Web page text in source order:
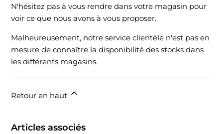
N'hésitez pas à vous rendre dans votre magasin pour
voir ce que nous avons à vous proposer.
Malheureusement, notre service clientèle n'est pas en
mesure de connaître la disponibilité des stocks dans
les différents magasins.
Retour en haut
Articles associés